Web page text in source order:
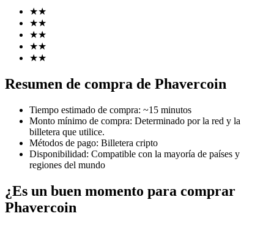
Futuros COIN-M
Futuros de criptomonedas
Derivados de acciones, divisas, metales preciosos y materias
primas
★★
★★
★★
★★
★★
Resumen de compra de Phavercoin
Tiempo estimado de compra: ~15 minutos
Monto mínimo de compra: Determinado por la red y la
billetera que utilice.
Métodos de pago: Billetera cripto
Disponibilidad: Compatible con la mayoría de países y
regiones del mundo
¿Es un buen momento para comprar
Phavercoin